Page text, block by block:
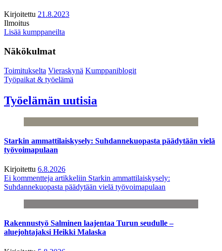
Kirjoitettu 21.8.2023
Ilmoitus
Lisää kumppaneilta
Näkökulmat
Toimitukselta Vieraskynä Kumppaniblogit
Työpaikat & työelämä
Työelämän uutisia
Starkin ammattilaiskysely: Suhdannekuopasta päädytään vielä
työvoimapulaan
Kirjoitettu 6.8.2026
Ei kommentteja artikkeliin Starkin ammattilaiskysely:
Suhdannekuopasta päädytään vielä työvoimapulaan
Rakennustyö Salminen laajentaa Turun seudulle –
aluejohtajaksi Heikki Malaska